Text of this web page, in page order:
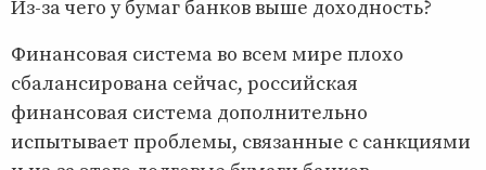
Из-за чего у бумаг банков выше доходность?
Финансовая система во всем мире плохо
сбалансирована сейчас, российская
финансовая система дополнительно
испытывает проблемы, связанные с санкциями